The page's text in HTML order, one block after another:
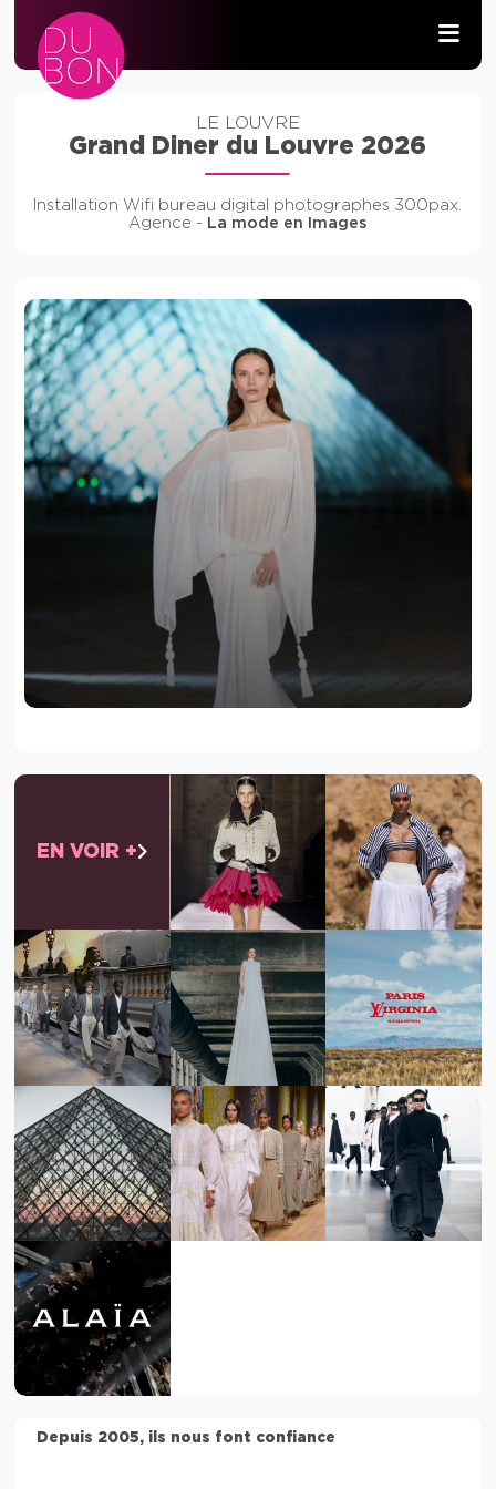
WIFI & RÉSEAU
DÉVELOPPEMENT
LE LOUVRE
Grand Diner du Louvre 2026
Installation Wifi bureau digital photographes 300pax.
Agence - La mode en Images
EN VOIR +
Depuis 2005, ils nous font confiance